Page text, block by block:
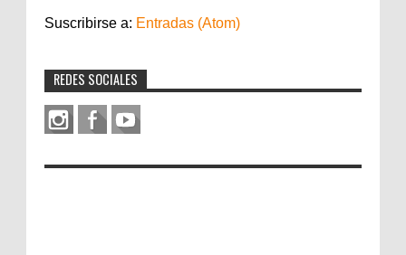
Suscribirse a: Entradas (Atom)
REDES SOCIALES